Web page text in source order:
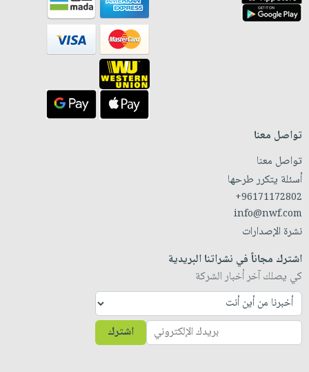
تواصل معنا
تواصل معنا
أسئلة يتكرر طرحها
+96171172802
info@nwf.com
نشرة الإصدارات
اشترك مجاناً في نشراتنا البريدية
كي يصلك آخر أخبار الشركة
اشترك